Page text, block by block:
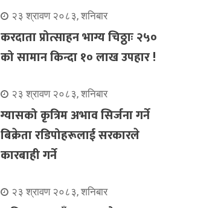
२३ श्रावण २०८३, शनिबार
करदाता प्रोत्साहन भाग्य चिठ्ठाः २५०
को सामान किन्दा १० लाख उपहार !
२३ श्रावण २०८३, शनिबार
ग्यासको कृत्रिम अभाव सिर्जना गर्ने
बिक्रेता रडिपोहरूलाई सरकारले
कारबाही गर्ने
२३ श्रावण २०८३, शनिबार